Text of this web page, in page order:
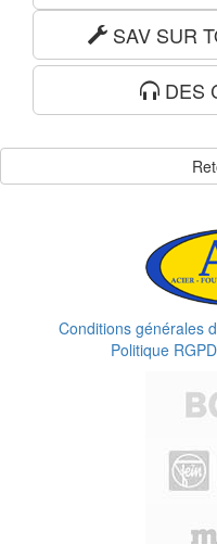
SAV SUR
DES
Conditions générales
Politique RGPD